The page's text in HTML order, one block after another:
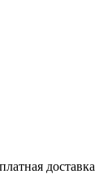
доставка